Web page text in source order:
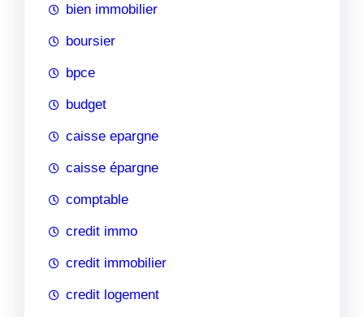
bien immobilier
boursier
bpce
budget
caisse epargne
caisse épargne
comptable
credit immo
credit immobilier
credit logement